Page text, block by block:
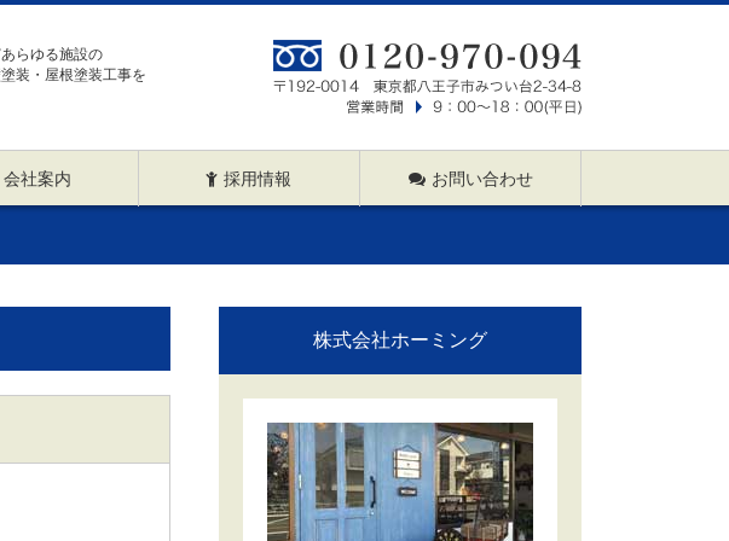
らゆる施設の
装・屋根塗装工事を
会社案内 採用情報 お問い合わせ
株式会社ホーミング